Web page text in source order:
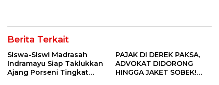
Perawatan Gigi
Berita Terkait
Siswa-Siswi Madrasah
Indramayu Siap Taklukkan
Ajang Porseni Tingkat
PAJAK DI DEREK PAKSA,
ADVOKAT DIDORONG
HINGGA JAKET SOBEK!